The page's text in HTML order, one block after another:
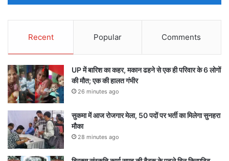
Recent Popular Comments
UP में बारिश का कहर, मकान ढहने से एक ही परिवार के 6 लोगों
की मौत; एक की हालत गंभीर
26 minutes ago
सुकमा में आज रोजगार मेला, 50 पदों पर भर्ती का मिलेगा सुनहरा
मौका
28 minutes ago